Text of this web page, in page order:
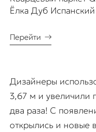
Ёлка Дуб
Перейти →
Дизайнеры
3,67 м и увеличили
два раза! С
открылись и новые